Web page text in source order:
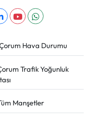
Hava Durumu
Trafik Yoğunluk
Manşetler